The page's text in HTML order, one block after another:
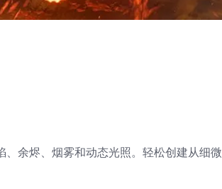
余烬、烟雾和动态光照。轻松创建从细